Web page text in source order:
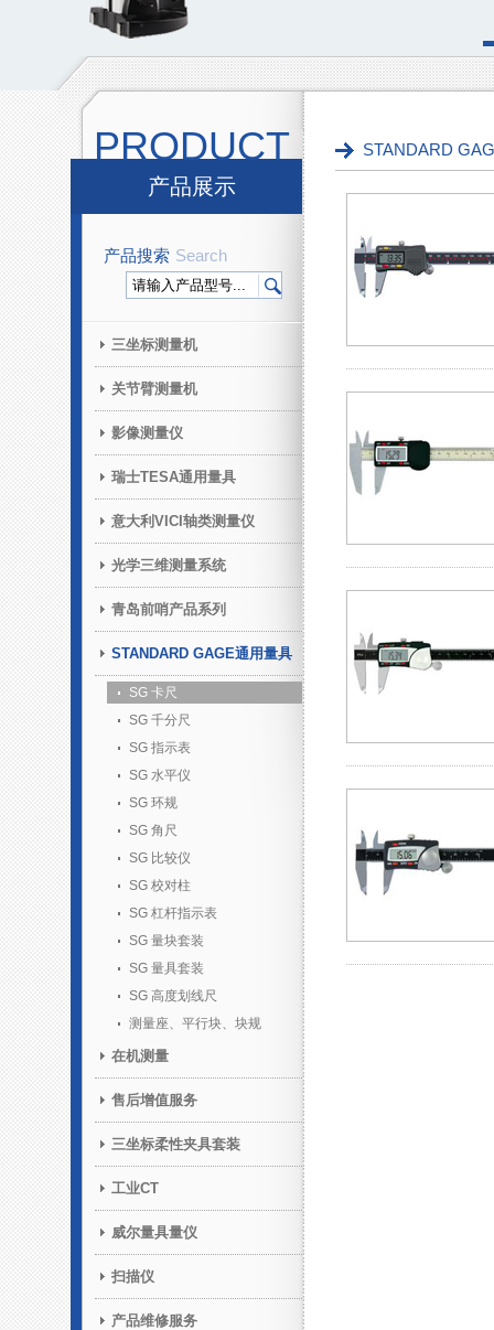
PRODUCT
产品展示
产品搜索 Search
三坐标测量机
关节臂测量机
影像测量仪
瑞士TESA通用量具
意大利VICI轴类测量仪
光学三维测量系统
青岛前哨产品系列
STANDARD GAGE通用量具
SG 卡尺
SG 千分尺
SG 指示表
SG 水平仪
SG 环规
SG 角尺
SG 比较仪
SG 校对柱
SG 杠杆指示表
SG 量块套装
SG 量具套装
SG 高度划线尺
测量座、平行块、块规
在机测量
售后增值服务
三坐标柔性夹具套装
工业CT
威尔量具量仪
扫描仪
产品维修服务
STANDARD